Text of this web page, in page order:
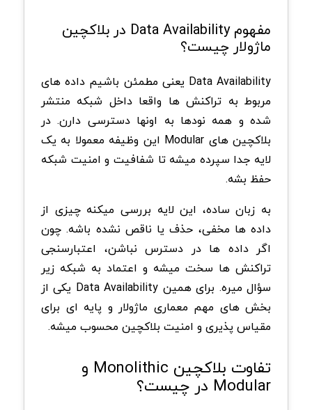
مفهوم Data Availability در بلاکچین
ماژولار چیست؟
Data Availability یعنی مطمئن باشیم داده های
مربوط به تراکنش ها واقعا داخل شبکه منتشر
شده و همه نودها به اونها دسترسی دارن. در
بلاکچین های Modular این وظیفه معمولا به یک
لایه جدا سپرده میشه تا شفافیت و امنیت شبکه
حفظ بشه.
به زبان ساده، این لایه بررسی میکنه چیزی از
داده ها مخفی، حذف یا ناقص نشده باشه. چون
اگر داده ها در دسترس نباشن، اعتبارسنجی
تراکنش ها سخت میشه و اعتماد به شبکه زیر
سؤال میره. برای همین Data Availability یکی از
بخش های مهم معماری ماژولار و پایه ای برای
مقیاس پذیری و امنیت بلاکچین محسوب میشه.
تفاوت بلاکچین Monolithic و
Modular در چیست؟